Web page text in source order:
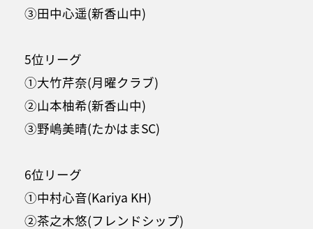
③田中心遥(新香山中)
5位リーグ
①大竹芹奈(月曜クラブ)
②山本柚希(新香山中)
③野嶋美晴(たかはまSC)
6位リーグ
①中村心音(Kariya KH)
②茶之木悠(フレンドシップ)